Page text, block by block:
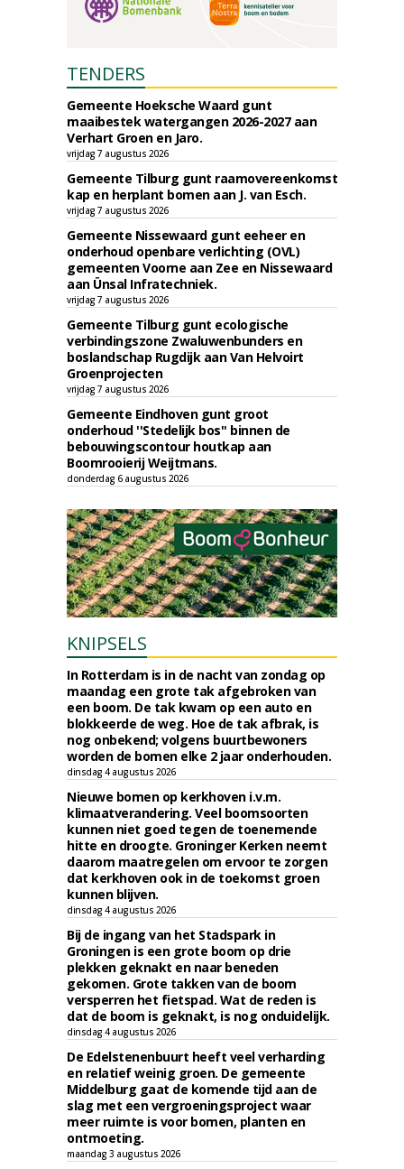
TENDERS
Gemeente Hoeksche Waard gunt
maaibestek watergangen 2026-2027 aan
Verhart Groen en Jaro.
vrijdag 7 augustus 2026
Gemeente Tilburg gunt raamovereenkomst
kap en herplant bomen aan J. van Esch.
vrijdag 7 augustus 2026
Gemeente Nissewaard gunt eeheer en
onderhoud openbare verlichting (OVL)
gemeenten Voorne aan Zee en Nissewaard
aan Ünsal Infratechniek.
vrijdag 7 augustus 2026
Gemeente Tilburg gunt ecologische
verbindingszone Zwaluwenbunders en
boslandschap Rugdijk aan Van Helvoirt
Groenprojecten
vrijdag 7 augustus 2026
Gemeente Eindhoven gunt groot
onderhoud ''Stedelijk bos'' binnen de
bebouwingscontour houtkap aan
Boomrooierij Weijtmans.
donderdag 6 augustus 2026
KNIPSELS
In Rotterdam is in de nacht van zondag op
maandag een grote tak afgebroken van
een boom. De tak kwam op een auto en
blokkeerde de weg. Hoe de tak afbrak, is
nog onbekend; volgens buurtbewoners
worden de bomen elke 2 jaar onderhouden.
dinsdag 4 augustus 2026
Nieuwe bomen op kerkhoven i.v.m.
klimaatverandering. Veel boomsoorten
kunnen niet goed tegen de toenemende
hitte en droogte. Groninger Kerken neemt
daarom maatregelen om ervoor te zorgen
dat kerkhoven ook in de toekomst groen
kunnen blijven.
dinsdag 4 augustus 2026
Bij de ingang van het Stadspark in
Groningen is een grote boom op drie
plekken geknakt en naar beneden
gekomen. Grote takken van de boom
versperren het fietspad. Wat de reden is
dat de boom is geknakt, is nog onduidelijk.
dinsdag 4 augustus 2026
De Edelstenenbuurt heeft veel verharding
en relatief weinig groen. De gemeente
Middelburg gaat de komende tijd aan de
slag met een vergroeningsproject waar
meer ruimte is voor bomen, planten en
ontmoeting.
maandag 3 augustus 2026